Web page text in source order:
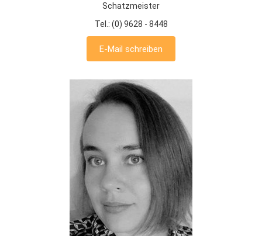
Schatzmeister
Tel.: (0) 9628 - 8448
E-Mail schreiben